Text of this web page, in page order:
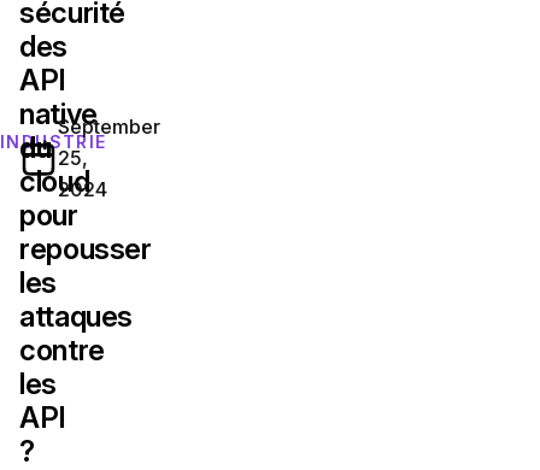
INDUSTRIE
sécurité
des
API
native
du
cloud
pour
repousser
les
attaques
contre
les
API
?
September
25,
2024